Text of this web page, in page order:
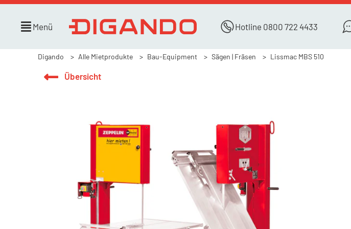
Menü Hotline 0800 722 4433
Digando Alle Mietprodukte Bau-Equipment Sägen | Fräsen Lissmac MBS 510
Übersicht